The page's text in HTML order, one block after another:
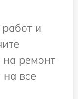
и
ремонт
на все